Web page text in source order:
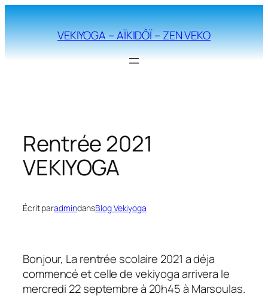
Aller
au
contenu
VEKIYOGA – AÏKIDÔÏ – ZEN VEKO
Rentrée 2021
VEKIYOGA
Écrit paradmindansBlog Vekiyoga
Bonjour, La rentrée scolaire 2021 a déja
commencé et celle de vekiyoga arrivera le
mercredi 22 septembre à 20h45 à Marsoulas.